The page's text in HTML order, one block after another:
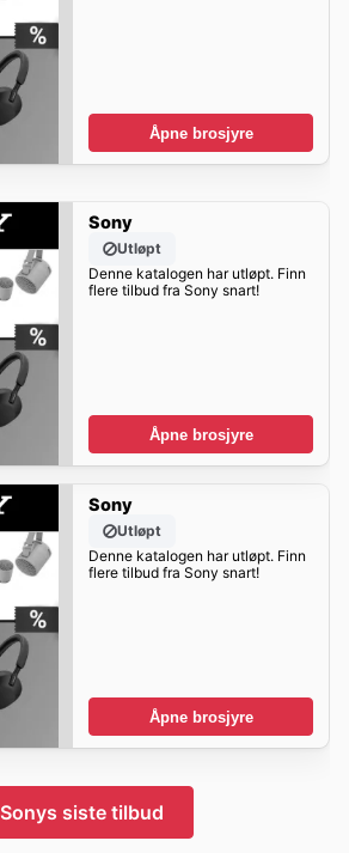
Åpne brosjyre
Sony
Utløpt
Denne katalogen har utløpt. Finn
flere tilbud fra Sony snart!
Åpne brosjyre
Sony
Utløpt
Denne katalogen har utløpt. Finn
flere tilbud fra Sony snart!
Åpne brosjyre
Sonys siste tilbud